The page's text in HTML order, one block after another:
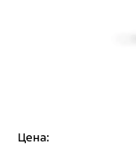
Цена: